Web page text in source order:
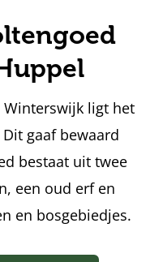
Winterswijk ligt het
gaaf bewaard
bestaat uit twee
een oud erf en
en bosgebiedjes.